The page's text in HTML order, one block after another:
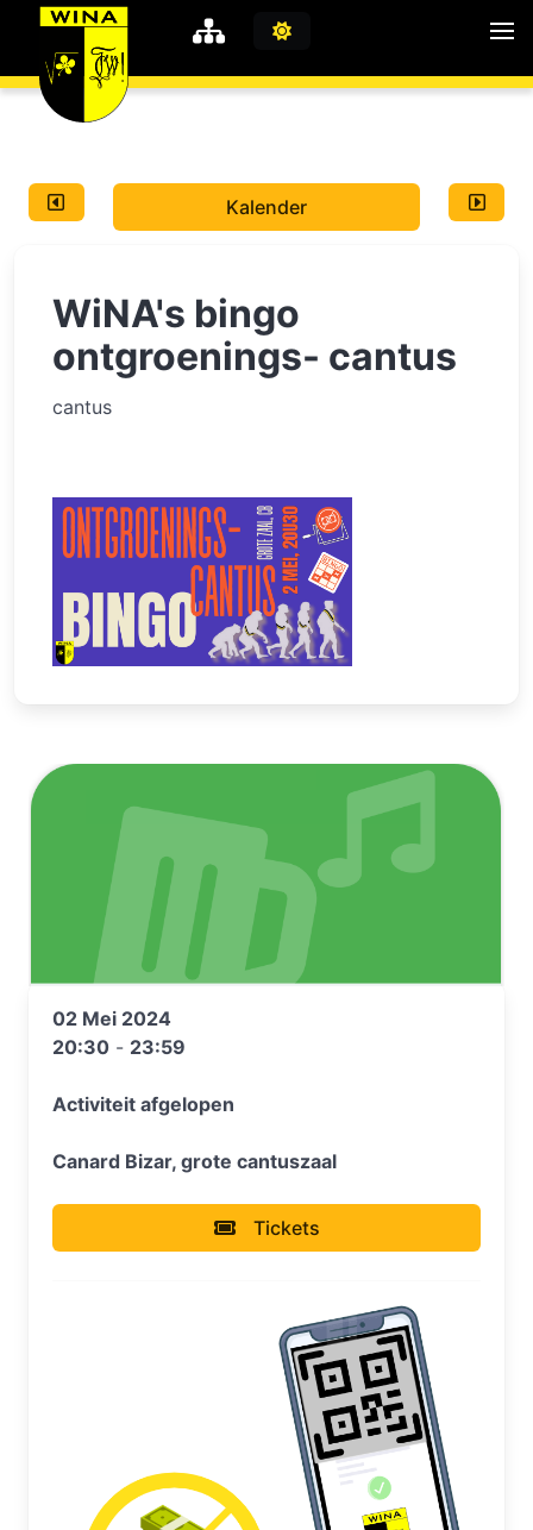
WiNA MyWiNA
Shop Schachten
Kalender
WiNA's bingo
ontgroenings- cantus
cantus
02 Mei 2024
20:30 - 23:59
Activiteit afgelopen
Canard Bizar, grote cantuszaal
Tickets